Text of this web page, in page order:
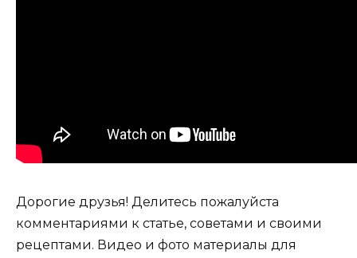
Дорогие друзья! Делитесь пожалуйста
комментариями к статье, советами и своими
рецептами. Видео и фото материалы для